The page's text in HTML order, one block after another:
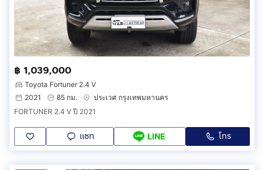
฿ 1,039,000
Toyota Fortuner 2.4 V
2021
85 กม.
ประเวศ กรุงเทพมหานคร
FORTUNER 2.4 V ปี 2021
แชท LINE โทร